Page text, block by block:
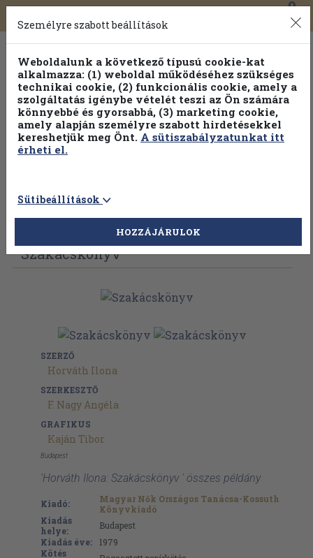
Toggle
navigation
0
Vissza az előző oldalra Válasszon példányt
Szakácskönyv
SZERZŐ
Horváth Ilona
SZERKESZTŐ
F. Nagy Angéla
GRAFIKUS
Kaján Tibor
Budapest
'Horváth Ilona: Szakácskönyv ' összes példány
Kiadó:
Magyar Nők Országos Tanácsa-Kossuth
Könyvkiadó
Kiadás
helye:
Budapest
Kiadás éve:
1979
Kötés
Személyre szabott beállítások
Weboldalunk a következő típusú cookie-kat
alkalmazza: (1) weboldal működéséhez szükséges
technikai cookie, (2) funkcionális cookie, amely a
szolgáltatás igénybe vételét teszi az Ön számára
könnyebbé és gyorsabbá, (3) marketing cookie,
amely alapján személyre szabott hirdetésekkel
kereshetjük meg Önt. A sütiszabályzatunkat itt
érheti el.
Sütibeállítások
HOZZÁJÁRULOK